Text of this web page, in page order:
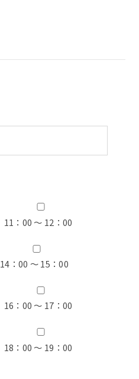
11：00 ～ 12：00
14：00 ～ 15：00
16：00 ～ 17：00
18：00 ～ 19：00